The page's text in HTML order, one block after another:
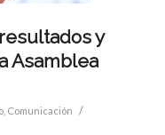
y
Asamblea
, Comunicación /